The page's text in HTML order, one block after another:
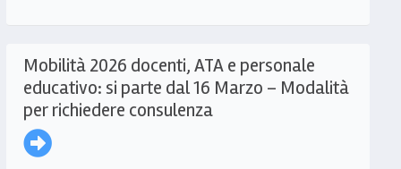
Mobilità 2026 docenti, ATA e personale
educativo: si parte dal 16 Marzo – Modalità
per richiedere consulenza